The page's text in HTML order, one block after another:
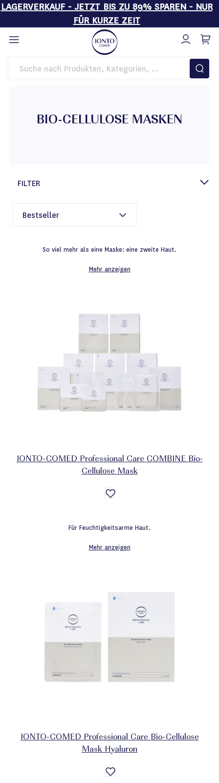
LAGERVERKAUF - JETZT BIS ZU 89% SPAREN - NUR
FÜR KURZE ZEIT
Direkt
zum
Inhalt
Startseite Pflege Gesichtsmasken Bio-Cellulose Masken
BIO-CELLULOSE MASKEN
FILTER
So viel mehr als eine Maske: eine zweite Haut.
Mehr anzeigen
IONTO-COMED Professional Care COMBINE Bio-
Cellulose Mask
Auf
die
Für Feuchtigkeitsarme Haut.
Mehr anzeigen
IONTO-COMED Professional Care Bio-Cellulose
Mask Hyaluron
Auf
die